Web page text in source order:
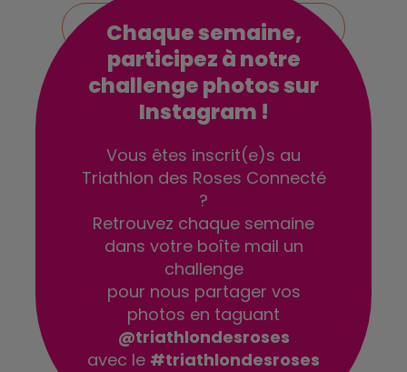
JE FAIS UN DON
SANS M'INSCRIRE
Chaque semaine,
participez à notre
challenge photos sur
Instagram !
Vous êtes inscrit(e)s au
Triathlon des Roses Connecté
?
Retrouvez chaque semaine
dans votre boîte mail un
challenge
pour nous partager vos
photos en taguant
@triathlondesroses
avec le #triathlondesroses